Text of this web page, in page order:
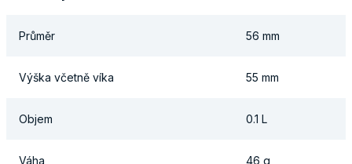
Průměr 56 mm
Výška včetně víka 55 mm
Objem 0.1 L
Váha 46 g